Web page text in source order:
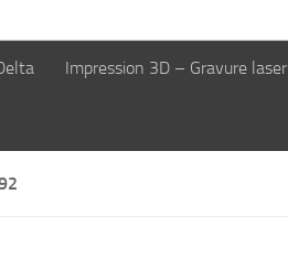
Impression 3D – Gravure laser